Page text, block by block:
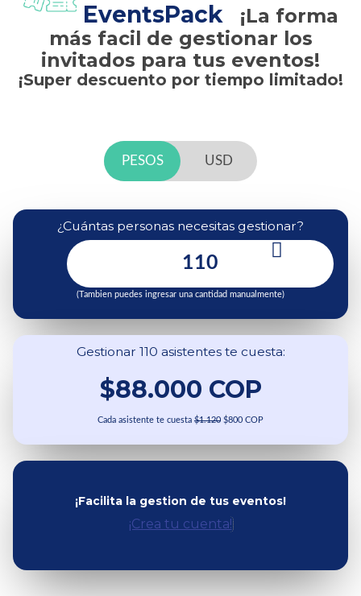
EventsPack
¡La forma
más facil de gestionar los
invitados para tus eventos!
¡Super descuento por tiempo limitado!
PESOS USD
¿Cuántas personas necesitas gestionar?
(Tambien puedes ingresar una cantidad manualmente)
Gestionar 110 asistentes te cuesta:
$88.000 COP
Cada asistente te cuesta $1.120 $800 COP
¡Facilita la gestion de tus eventos!
¡Crea tu cuenta!